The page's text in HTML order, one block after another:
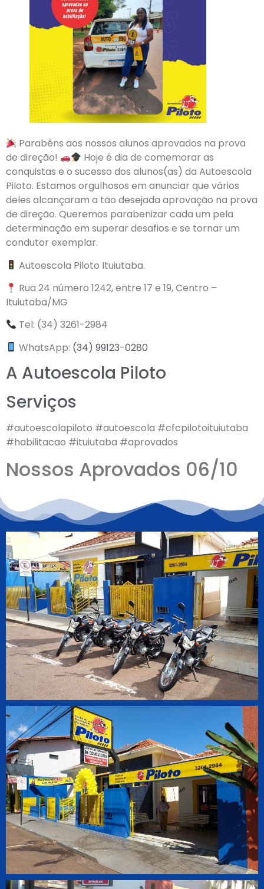
Parabéns aos nossos alunos aprovados na prova
de direção!
Hoje é dia de comemorar as
conquistas e o sucesso dos alunos(as) da Autoescola
Piloto. Estamos orgulhosos em anunciar que vários
deles alcançaram a tão desejada aprovação na prova
de direção. Queremos parabenizar cada um pela
determinação em superar desafios e se tornar um
condutor exemplar.
Autoescola Piloto Ituiutaba.
Rua 24 número 1242, entre 17 e 19, Centro –
Ituiutaba/MG
Tel: (34) 3261-2984
WhatsApp: (34) 99123-0280
A Autoescola Piloto
Serviços
#autoescolapiloto #autoescola #cfcpilotoituiutaba
#habilitacao #ituiutaba #aprovados
Nossos Aprovados 06/10